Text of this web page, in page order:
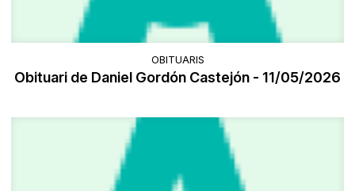
OBITUARIS
Obituari de Daniel Gordón Castejón - 11/05/2026